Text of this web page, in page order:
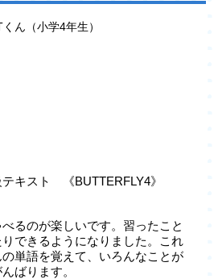
くん（小学4年生）
キスト 《BUTTERFLY4》
るのが楽しいです。習ったこと
できるようになりました。これ
単語を覚えて、いろんなことが
ばります。